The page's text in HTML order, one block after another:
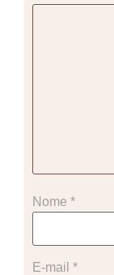
Nome *
E-mail *